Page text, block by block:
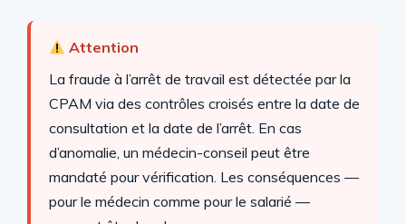
Attention
La fraude à l’arrêt de travail est détectée par la
CPAM via des contrôles croisés entre la date de
consultation et la date de l’arrêt. En cas
d’anomalie, un médecin-conseil peut être
mandaté pour vérification. Les conséquences —
pour le médecin comme pour le salarié —